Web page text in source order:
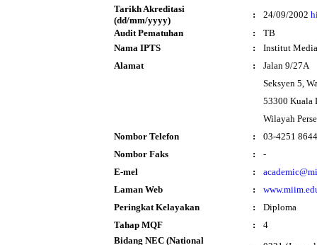
Tarikh Akreditasi
(dd/mm/yyyy)
: 24/09/2002
Audit Pematuhan
:
TB
Nama IPTS
:
Institut
Alamat
:
Jalan 9/27A
Seksyen 5,
53300 Kuala
Wilayah
Nombor Telefon
:
03-4251 8644
Nombor Faks
:
-
E-mel
:
Laman Web
:
Peringkat Kelayakan
:
Diploma
Tahap MQF
:
4
Bidang NEC (National